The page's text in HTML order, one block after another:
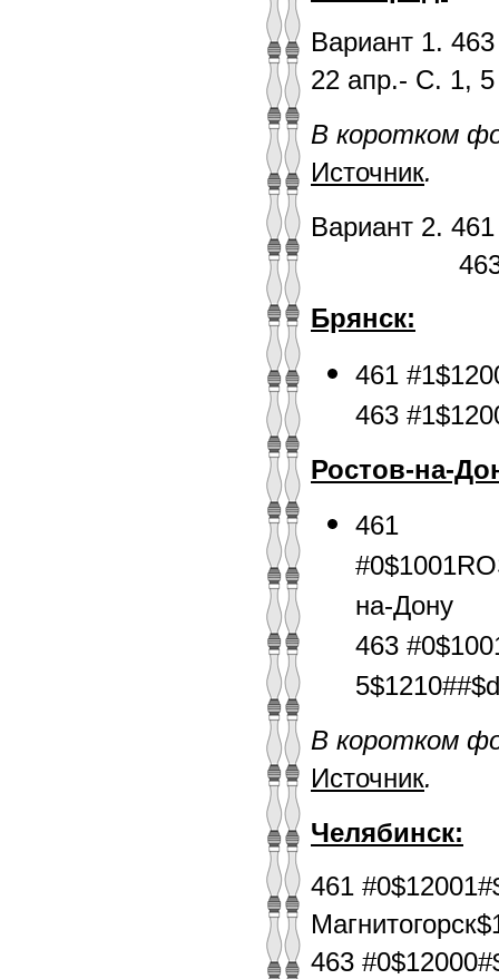
Вариант 1.
22 апр.- С. 1, 5
В коротком
Источник.
Вариант 2.
463
Брянск:
461
463
Ростов-на-
461
на-Дону
463
В коротком
Источник.
Челябинск:
461
463